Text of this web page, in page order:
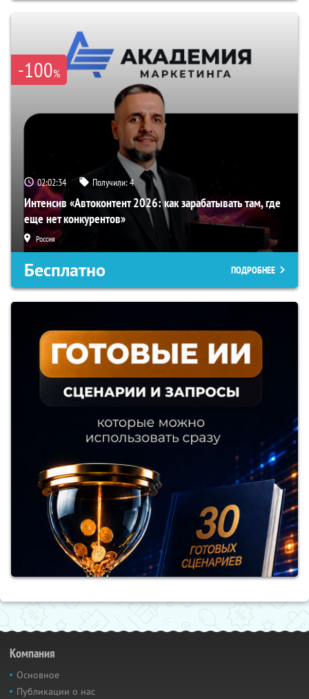
-100%
02:02:33 Получили:4
Интенсив «Автоконтент 2026: как зарабатывать там, где
еще нет конкурентов»
Россия
Бесплатно ПОДРОБНЕЕ
Компания
Основное
Публикации о нас